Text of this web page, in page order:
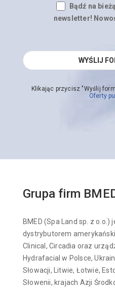
Bądź na
newsletter!
Klikając przycisz "Wyślij
Oferty
Grupa firm
BMED (Spa Land sp. z o.o.)
dystrybutorem
Clinical, Circadia oraz
Hydrafacial w Polsce,
Słowacji, Litwie, Łotwie,
Słowenii, krajach Azji